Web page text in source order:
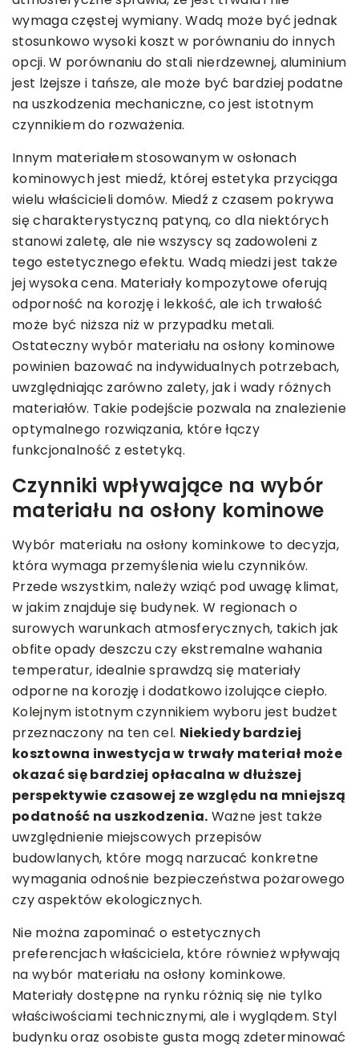
wymaga częstej wymiany. Wadą może być jednak
stosunkowo wysoki koszt w porównaniu do innych
opcji. W porównaniu do stali nierdzewnej, aluminium
jest lżejsze i tańsze, ale może być bardziej podatne
na uszkodzenia mechaniczne, co jest istotnym
czynnikiem do rozważenia.
Innym materiałem stosowanym w osłonach
kominowych jest miedź, której estetyka przyciąga
wielu właścicieli domów. Miedź z czasem pokrywa
się charakterystyczną patyną, co dla niektórych
stanowi zaletę, ale nie wszyscy są zadowoleni z
tego estetycznego efektu. Wadą miedzi jest także
jej wysoka cena. Materiały kompozytowe oferują
odporność na korozję i lekkość, ale ich trwałość
może być niższa niż w przypadku metali.
Ostateczny wybór materiału na osłony kominowe
powinien bazować na indywidualnych potrzebach,
uwzględniając zarówno zalety, jak i wady różnych
materiałów. Takie podejście pozwala na znalezienie
optymalnego rozwiązania, które łączy
funkcjonalność z estetyką.
Czynniki wpływające na wybór
materiału na osłony kominowe
Wybór materiału na osłony kominkowe to decyzja,
która wymaga przemyślenia wielu czynników.
Przede wszystkim, należy wziąć pod uwagę klimat,
w jakim znajduje się budynek. W regionach o
surowych warunkach atmosferycznych, takich jak
obfite opady deszczu czy ekstremalne wahania
temperatur, idealnie sprawdzą się materiały
odporne na korozję i dodatkowo izolujące ciepło.
Kolejnym istotnym czynnikiem wyboru jest budżet
przeznaczony na ten cel. Niekiedy bardziej
kosztowna inwestycja w trwały materiał może
okazać się bardziej opłacalna w dłuższej
perspektywie czasowej ze względu na mniejszą
podatność na uszkodzenia. Ważne jest także
uwzględnienie miejscowych przepisów
budowlanych, które mogą narzucać konkretne
wymagania odnośnie bezpieczeństwa pożarowego
czy aspektów ekologicznych.
Nie można zapominać o estetycznych
preferencjach właściciela, które również wpływają
na wybór materiału na osłony kominkowe.
Materiały dostępne na rynku różnią się nie tylko
właściwościami technicznymi, ale i wyglądem. Styl
budynku oraz osobiste gusta mogą zdeterminować